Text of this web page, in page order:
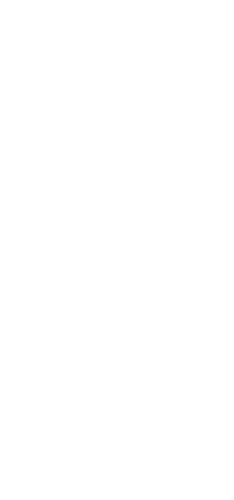
послуги та підтримка:
від Т. Ломакіної